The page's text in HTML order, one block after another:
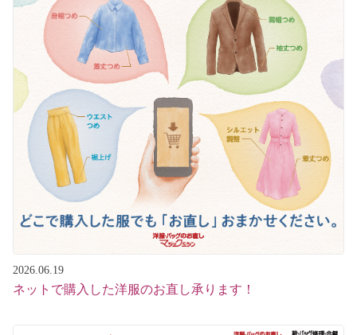
2026.06.19
ネットで購入した洋服のお直し承ります！